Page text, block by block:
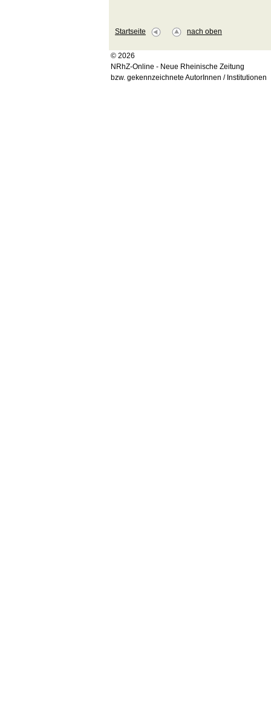
Startseite nach oben
© 2026
NRhZ-Online - Neue Rheinische Zeitung
bzw. gekennzeichnete AutorInnen / Institutionen